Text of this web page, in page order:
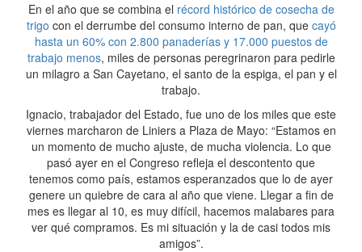
En el año que se combina el récord histórico de cosecha de
trigo con el derrumbe del consumo interno de pan, que cayó
hasta un 60% con 2.800 panaderías y 17.000 puestos de
trabajo menos, miles de personas peregrinaron para pedirle
un milagro a San Cayetano, el santo de la espiga, el pan y el
trabajo.
Ignacio, trabajador del Estado, fue uno de los miles que este
viernes marcharon de Liniers a Plaza de Mayo: “Estamos en
un momento de mucho ajuste, de mucha violencia. Lo que
pasó ayer en el Congreso refleja el descontento que
tenemos como país, estamos esperanzados que lo de ayer
genere un quiebre de cara al año que viene. Llegar a fin de
mes es llegar al 10, es muy difícil, hacemos malabares para
ver qué compramos. Es mi situación y la de casi todos mis
amigos”.